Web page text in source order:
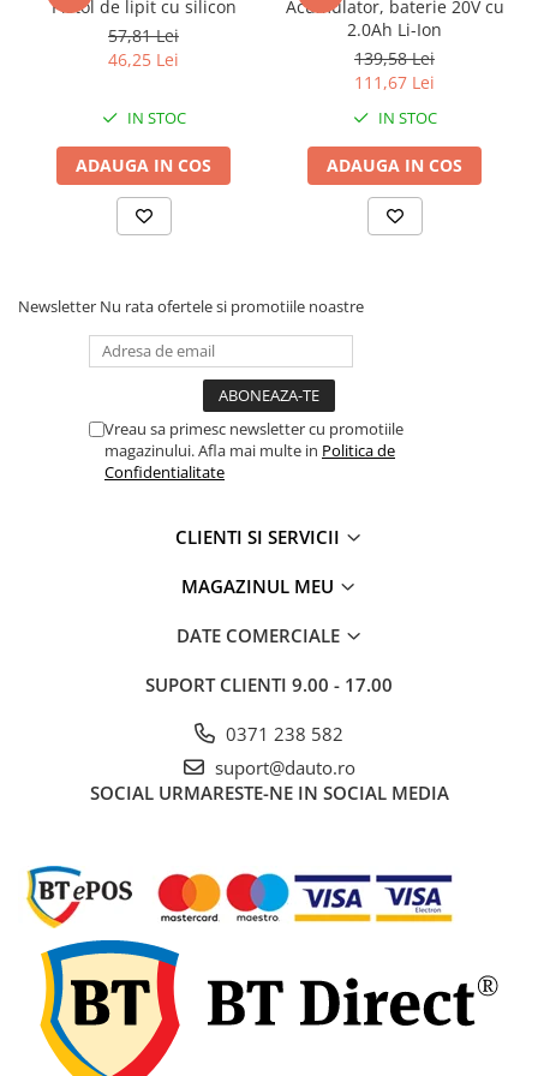
Proiectoare suplimentare, Camion,
Proiectoare Halogen plus LED
Dispozitive Avertizare
Accesorii Goarne Pneumatice
Autocolante reflectorizante si
fluorescente
Claxoane Auto si Semnale Electrice
de Avertizare
Goarne si trompete cu aer
Benzi si placi reflectorizante
Girofaruri auto si camion
Goarne / Trompete Pneumatice
Suporturi pentru girofare auto si
Veste Reflectorizante de Avertizare
Deflectoare geam
Oglinzi auto
Parasolare Camion – Cabina si
Accesorii
Protectii si pasaje roti
Reclame Luminoase
1 buc. ghidaj pe latime.
Pistol de lipit cu silicon
57,81 Lei
46,25 Lei
IN STOC
ADAUGA IN COS
Acumulator, baterie 20V cu
2.0Ah Li-Ion
139,58 Lei
111,67 Lei
IN STOC
ADAUGA IN COS
Newsletter Nu rata ofertele si promotiile noastre
Vreau sa primesc newsletter cu promotiile
magazinului. Afla mai multe in Politica de
Confidentialitate
CLIENTI SI SERVICII
MAGAZINUL MEU
DATE COMERCIALE
SUPORT CLIENTI 9.00 - 17.00
0371 238 582
suport@dauto.ro
SOCIAL URMARESTE-NE IN SOCIAL MEDIA